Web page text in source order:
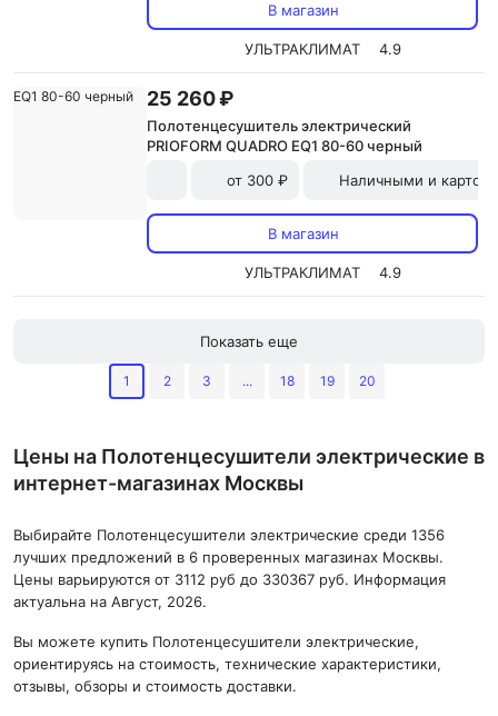
В магазин
УЛЬТРАКЛИМАТ 4.9
25 260 ₽
Полотенцесушитель электрический
PRIOFORM QUADRO EQ1 80-60 черный
от 300 ₽
Наличными и картой
В магазин
УЛЬТРАКЛИМАТ 4.9
Показать еще
1 2 3 ... 18 19 20
Цены на Полотенцесушители электрические в
интернет-магазинах Москвы
Выбирайте Полотенцесушители электрические среди 1356
лучших предложений в 6 проверенных магазинах Москвы.
Цены варьируются от 3112 руб до 330367 руб. Информация
актуальна на Август, 2026.
Вы можете купить Полотенцесушители электрические,
ориентируясь на стоимость, технические характеристики,
отзывы, обзоры и стоимость доставки.